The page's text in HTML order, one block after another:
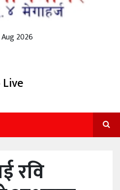
Aug 2026
रवि